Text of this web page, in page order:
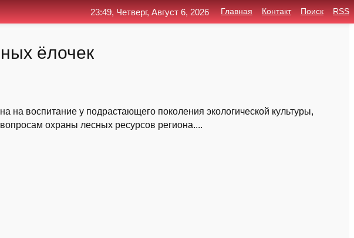
ёлочек
на воспитание у подрастающего поколения экологической культуры,
охраны лесных ресурсов региона....
23:49, Четверг, Август 6, 2026 Главная Контакт Поиск RSS